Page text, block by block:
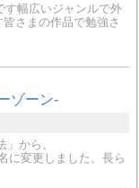
す幅広いジャンルで外
さまの作品で勉強さ
ゾーン-
から、
に変更しました。長ら